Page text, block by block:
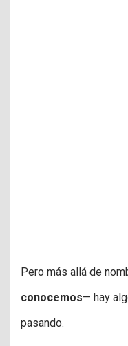
Pero más allá de
conocemos— hay
pasando.